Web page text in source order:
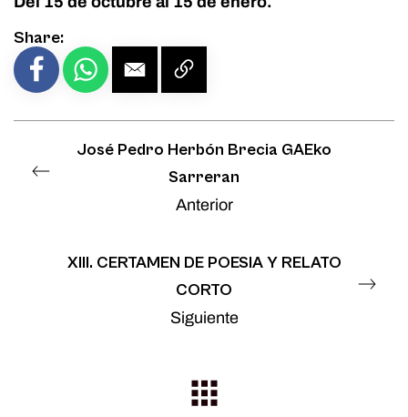
Share:
José Pedro Herbón Brecia GAEko
Sarreran
Anterior
XIII. CERTAMEN DE POESIA Y RELATO
CORTO
Siguiente